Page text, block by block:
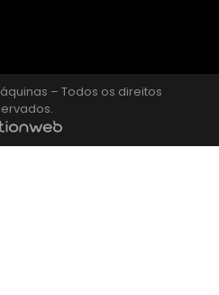
– Todos os direitos